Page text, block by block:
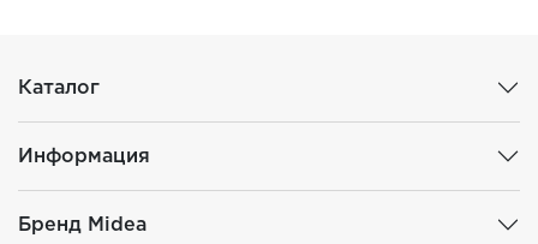
Каталог
Информация
Бренд Midea